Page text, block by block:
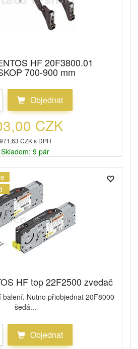
HF 20F3800.01
700-900 mm
Objednat
CZK
971,63 CZK s DPH
Skladem: 9 pár
HF top 22F2500 zvedač
Nutno přiobjednat 20F8000
šedá...
Objednat